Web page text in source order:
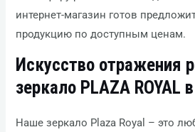
интернет-магазин готов
продукцию по доступным ценам.
Искусство отражения
зеркало PLAZA ROYAL
Наше зеркало Plaza Royal – это